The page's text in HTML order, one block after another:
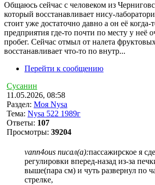
Общаюсь сейчас с человеком из
который восстанавливает нису-
стоит уже достаточно давно а он её
предприятия где-то почти по месту у неё
пробег. Сейчас отмыл от налета
восстанавливает что-то по внутр...
Перейти к сообщению
Сусанин
11.05.2026, 08:58
Раздел: Моя Nysa
Тема: Nysa 522 1989г
Ответы: 107
Просмотры: 39204
vann4ous писал(а):пассажирское я
регулировки вперед-назад из-за
выше(пара см) и чуть развернул по
стрелке,